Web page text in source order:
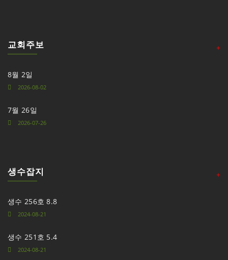
교회주보 +
8월 2일
2026-08-02
7월 26일
2026-07-26
생수잡지 +
생수 256호 8.8
2024-08-21
생수 251호 5.4
2024-08-21